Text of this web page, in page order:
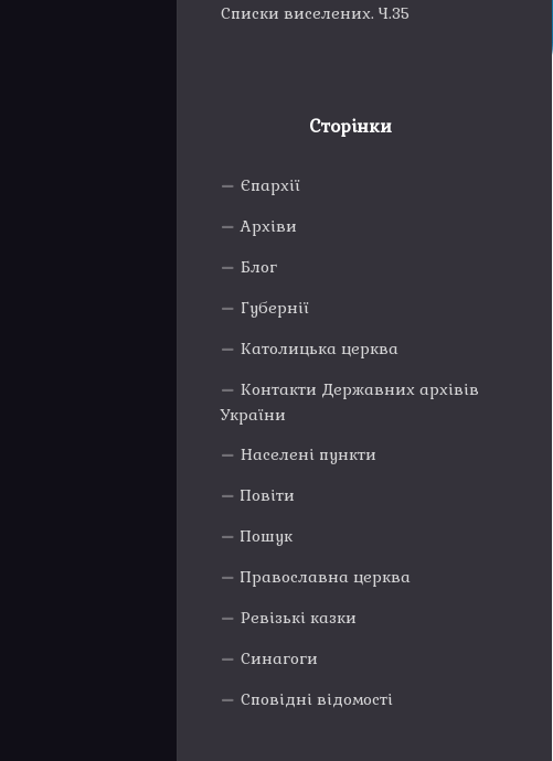
Списки виселених. Ч.35
Сторінки
Єпархії
Архіви
Блог
Губернії
Католицька церква
Контакти Державних архівів
України
Населені пункти
Повіти
Пошук
Православна церква
Ревізькі казки
Синагоги
Сповідні відомості